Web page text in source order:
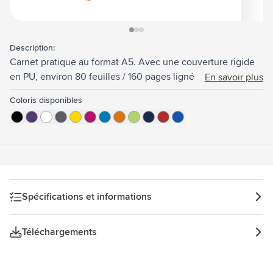
Description:
Carnet pratique au format A5. Avec une couverture rigide
en PU, environ 80 feuilles / 160 pages lignées de couleur
crème (70 g/m²) certifié FSC Mix, une fermeture élastique
et un marque-page.
En savoir plus
Coloris disponibles
Spécifications et informations
Téléchargements